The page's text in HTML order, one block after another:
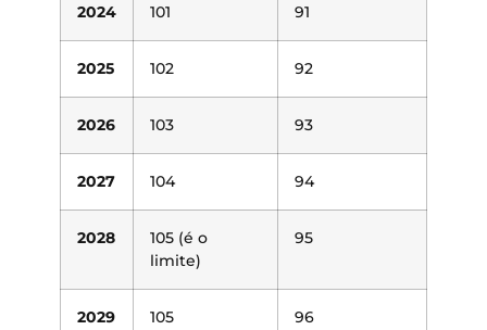
2024 101 91
2025 102 92
2026 103 93
2027 104 94
2028
105 (é o
limite)
95
2029 105 96